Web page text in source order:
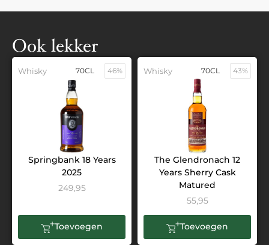
Ook lekker
Whisky 70CL 46%
Springbank 18 Years
2025
249,95
Toevoegen
Whisky 70CL 43%
The Glendronach 12
Years Sherry Cask
Matured
55,95
Toevoegen